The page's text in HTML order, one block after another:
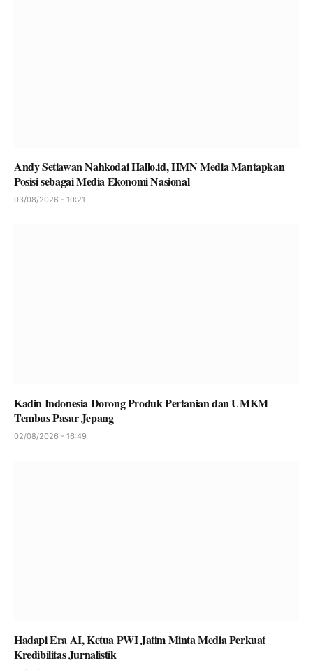
Andy Setiawan Nahkodai Hallo.id, HMN Media Mantapkan
Posisi sebagai Media Ekonomi Nasional
03/08/2026 - 10:21
Kadin Indonesia Dorong Produk Pertanian dan UMKM
Tembus Pasar Jepang
02/08/2026 - 16:49
Hadapi Era AI, Ketua PWI Jatim Minta Media Perkuat
Kredibilitas Jurnalistik